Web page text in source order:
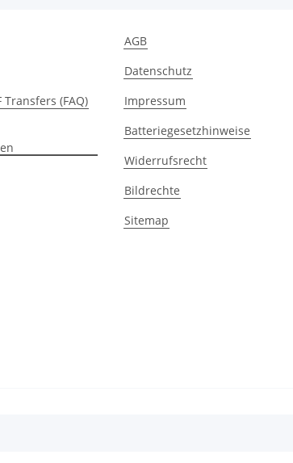
Transfers (FAQ)
AGB
Datenschutz
Impressum
Batteriegesetzhinweise
Widerrufsrecht
Bildrechte
Sitemap